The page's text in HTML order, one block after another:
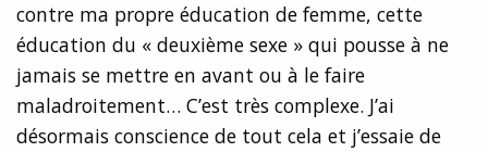
contre ma propre éducation de femme, cette
éducation du « deuxième sexe » qui pousse à ne
jamais se mettre en avant ou à le faire
maladroitement… C’est très complexe. J’ai
désormais conscience de tout cela et j’essaie de